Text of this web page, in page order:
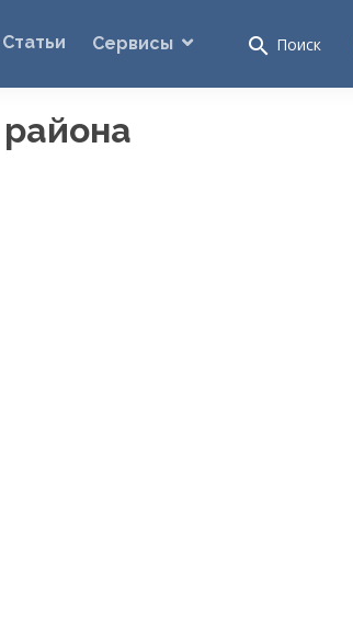
Статьи Сервисы search Поиск